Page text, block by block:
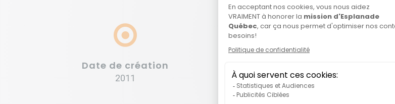
Date de création
2011 Environnement